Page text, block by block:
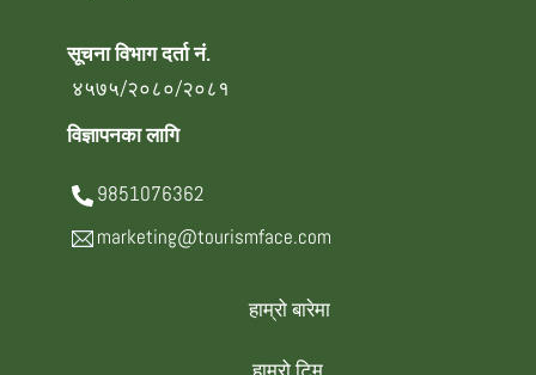
सूचना विभाग दर्ता नं.
४५७५/२०८०/२०८१
विज्ञापनका लागि
9851076362
marketing@tourismface.com
हाम्रो बारेमा